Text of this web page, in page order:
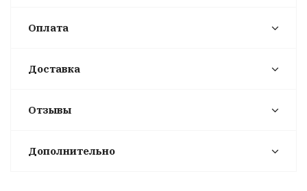
Оплата
Доставка
Отзывы
Дополнительно